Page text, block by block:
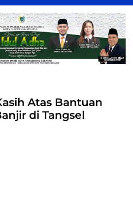
Atas Bantuan
di Tangsel